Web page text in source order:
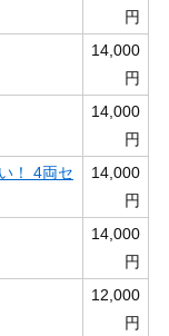
円
14,000
円
14,000
円
！ 4両セ
14,000
円
14,000
円
12,000
円